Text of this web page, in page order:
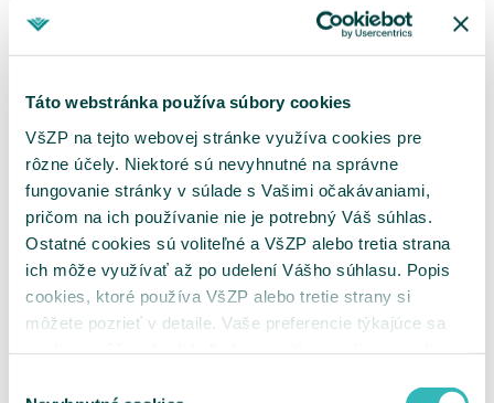
Táto webstránka používa súbory cookies
VšZP na tejto webovej stránke využíva cookies pre
rôzne účely. Niektoré sú nevyhnutné na správne
fungovanie stránky v súlade s Vašimi očakávaniami,
pričom na ich používanie nie je potrebný Váš súhlas.
Ostatné cookies sú voliteľné a VšZP alebo tretia strana
ich môže využívať až po udelení Vášho súhlasu. Popis
cookies, ktoré používa VšZP alebo tretie strany si
môžete pozrieť v detaile. Vaše preferencie týkajúce sa
Metodika k hodnotiacim parametrom pre
VLD, VLDD, GYN a ŠAS
Metodika k hodnotiacim parametrom pre
Metodika k hodnotiacim parametrom pre
JZS
Metodika k hodnotiacim parametrom pre
DZS
Metodika k hodnotiacim parametrom pre
MR
Metodika k hodnotiacim parametrom pre
CT
Metodika optimalizácie siete MR a CT pracovísk
Sieť MR pracovísk